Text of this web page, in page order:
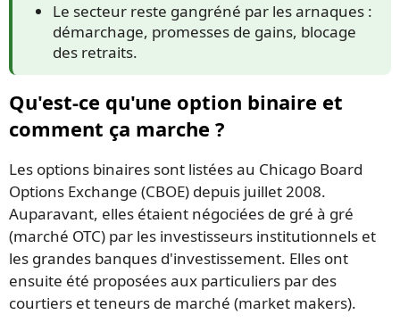
Le secteur reste gangréné par les arnaques :
démarchage, promesses de gains, blocage
des retraits.
Qu'est-ce qu'une option binaire et
comment ça marche ?
Les options binaires sont listées au Chicago Board
Options Exchange (CBOE) depuis juillet 2008.
Auparavant, elles étaient négociées de gré à gré
(marché OTC) par les investisseurs institutionnels et
les grandes banques d'investissement. Elles ont
ensuite été proposées aux particuliers par des
courtiers et teneurs de marché (market makers).